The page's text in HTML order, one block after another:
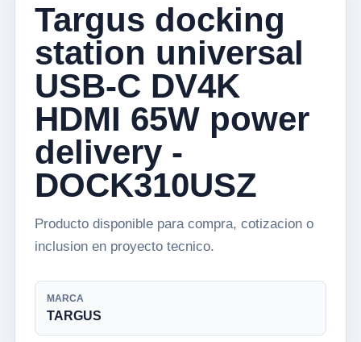
Targus docking
station universal
USB-C DV4K
HDMI 65W power
delivery -
DOCK310USZ
Producto disponible para compra, cotizacion o
inclusion en proyecto tecnico.
MARCA
TARGUS